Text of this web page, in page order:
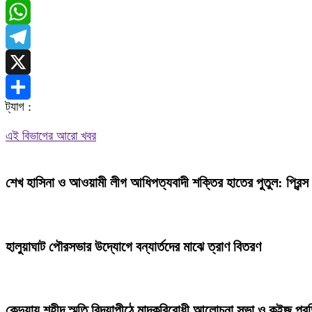
Messenger
WhatsApp
Telegram
X
Share
ট্যাগ :
এই বিভাগের আরো খবর
শেখ হাসিনা ও আওয়ামী লীগ আধিপত্যবাদী শক্তির হাতের পুতুল: প্রিন্স
হালুয়াঘাট পৌরসভার উদ্যোগে বন্যার্তদের মাঝে ত্রাণ বিতরণ